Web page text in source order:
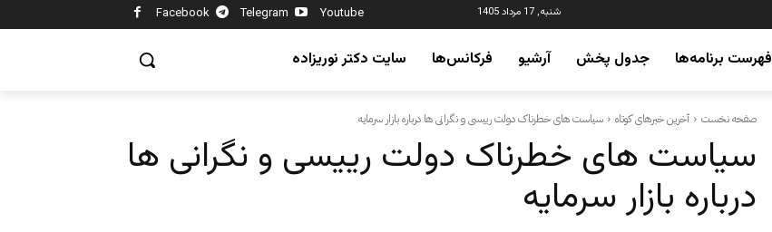
Facebook Telegram Youtube شنبه, 17 مرداد 1405
فهرست برنامه‌ها جدول پخش آرشیو فرکانس‌ها سایت دکتر نوریزاده
صفحه نخست آخرین خبرهای کوتاه سیاست های خطرناک دولت رییسی و نگرانی ها درباره بازار سرمایه
سیاست های خطرناک دولت رییسی و نگرانی ها
درباره بازار سرمایه